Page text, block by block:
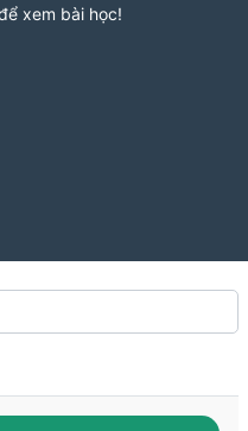
xem bài học!